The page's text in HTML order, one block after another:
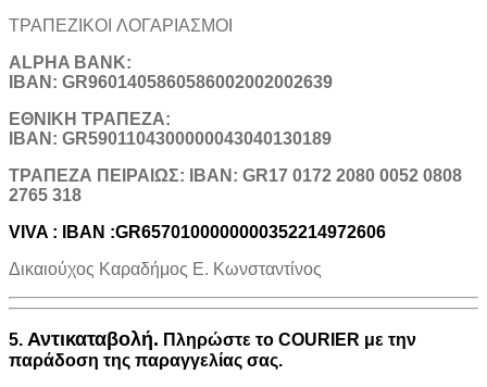
ΤΡΑΠΕΖΙΚOI ΛΟΓΑΡΙΑΣΜΟΙ
ALPHA BANK:
IBAN: GR9601405860586002002002639
ΕΘΝΙΚΗ ΤΡΑΠΕΖΑ:
IBAN: GR5901104300000043040130189
TΡΑΠΕΖΑ ΠΕΙΡΑΙΩΣ: IBAN: GR17 0172 2080 0052 0808
2765 318
VIVA : IBAN :GR6570100000000352214972606
Δικαιούχος Καραδήμος Ε. Κωνσταντίνος
5. Αντικαταβολή. Πληρώστε το COURIER με την
παράδοση της παραγγελίας σας.